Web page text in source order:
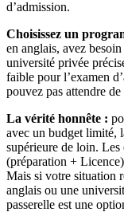
d’admission.
Choisissez un
en anglais, avez
université privée
faible pour l’examen
pouvez pas attendre de
La vérité honnête :
avec un budget limité,
supérieure de loin. Les
(préparation +
Mais si votre situation
anglais ou une
passerelle est une